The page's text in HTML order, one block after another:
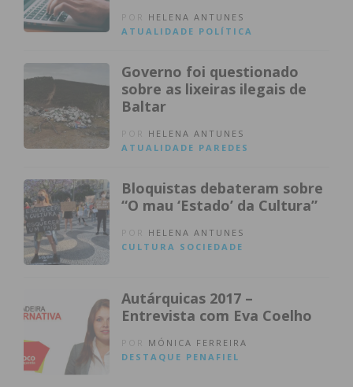
HELENA ANTUNES
ATUALIDADE POLÍTICA
Governo foi questionado
sobre as lixeiras ilegais de
Baltar
HELENA ANTUNES
ATUALIDADE PAREDES
Bloquistas debateram sobre
“O mau ‘Estado’ da Cultura”
HELENA ANTUNES
CULTURA SOCIEDADE
Autárquicas 2017 –
Entrevista com Eva Coelho
MÓNICA FERREIRA
DESTAQUE PENAFIEL